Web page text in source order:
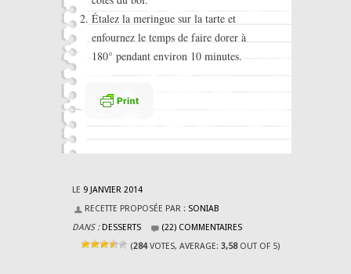
Étalez la meringue sur la tarte et
enfournez le temps de faire dorer à
180° pendant environ 10 minutes.
LE 9 JANVIER 2014
RECETTE PROPOSÉE PAR : SONIAB
DANS : DESSERTS
(22) COMMENTAIRES
(284VOTES, AVERAGE: 3,58OUT OF 5)